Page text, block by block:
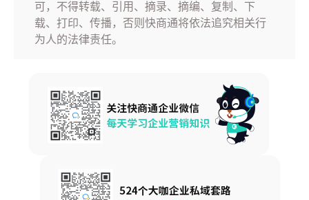
可，不得转载、引用、摘录、摘编、复制、下
载、打印、传播，否则快商通将依法追究相关行
为人的法律责任。